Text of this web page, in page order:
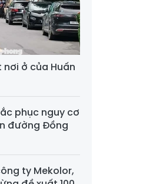
nơi ở của Huấn
phục nguy cơ
đường Đồng
ty Mekolor,